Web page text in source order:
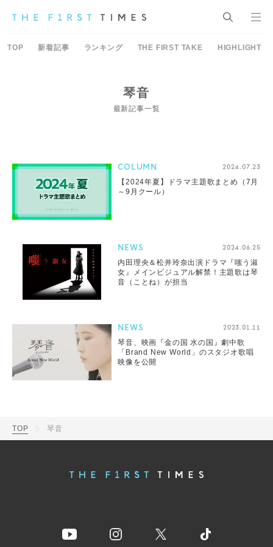
TOP 新着記事 ランキング THE FIRST TAKE HIGHLIGHT
琴音
最新記事一覧
COLUMN 2024.07.23
【2024年夏】ドラマ主題歌まとめ（7月
～9月クール）
NEWS 2024.06.25
内田理央＆松井玲奈出演ドラマ『嗤う淑
女』メインビジュアル解禁！主題歌は琴
音（ことね）が担当
NEWS 2023.01.11
琴音、映画『金の国 水の国』劇中歌
「Brand New World」のスタジオ歌唱
映像を公開
TOP 琴音